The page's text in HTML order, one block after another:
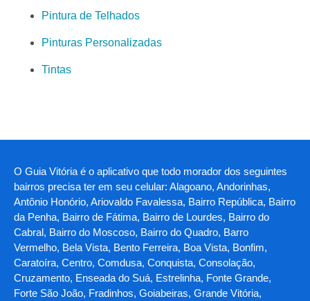
Pintura de Telhados
Pinturas Personalizadas
Tintas
O Guia Vitória é o aplicativo que todo morador dos seguintes
bairros precisa ter em seu celular: Alagoano, Andorinhas,
Antônio Honório, Ariovaldo Favalessa, Bairro República, Bairro
da Penha, Bairro de Fátima, Bairro de Lourdes, Bairro do
Cabral, Bairro do Moscoso, Bairro do Quadro, Barro
Vermelho, Bela Vista, Bento Ferreira, Boa Vista, Bonfim,
Caratoíra, Centro, Comdusa, Conquista, Consolação,
Cruzamento, Enseada do Suá, Estrelinha, Fonte Grande,
Forte São João, Fradinhos, Goiabeiras, Grande Vitória,